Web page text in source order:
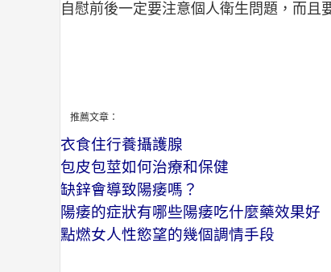
自慰前後一定要注意個人衛生問題，而且
推薦文章：
衣食住行養攝護腺
包皮包莖如何治療和保健
缺鋅會導致陽痿嗎？
陽痿的症狀有哪些陽痿吃什麼藥效果好
點燃女人性慾望的幾個調情手段